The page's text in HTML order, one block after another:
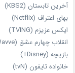
آخرین تابستان (KBS2)
بهای اعتراف (Netflix)
ایکس عزیزم (TVING)
انقلاب چهارم عشق (Wavve)
بازیچه (Disney+)
خانواده تایفون (tvN)